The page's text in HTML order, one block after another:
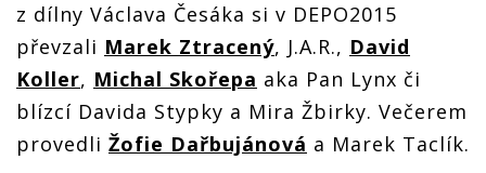
z dílny Václava Česáka si v DEPO2015
převzali Marek Ztracený, J.A.R., David
Koller, Michal Skořepa aka Pan Lynx či
blízcí Davida Stypky a Mira Žbirky. Večerem
provedli Žofie Dařbujánová a Marek Taclík.